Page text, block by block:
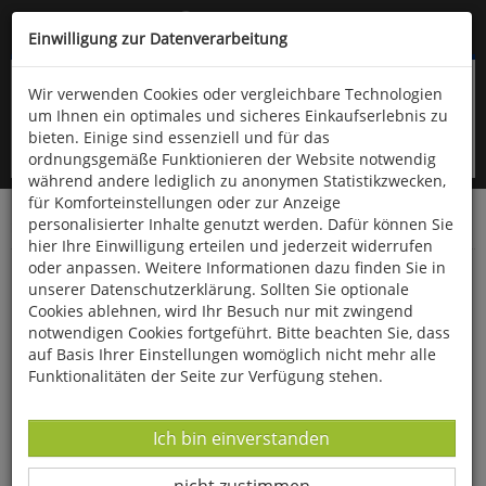
Kompletten Head der Seite überspringen
oder (06766) 9323-960
Startseite Bücher Gesundheit
Beweglichkeit
Einwilligung zur Datenverarbeitung
Wir verwenden Cookies oder vergleichbare Technologien
um Ihnen ein optimales und sicheres Einkaufserlebnis zu
bieten. Einige sind essenziell und für das
ordnungsgemäße Funktionieren der Website notwendig
während andere lediglich zu anonymen Statistikzwecken,
für Komforteinstellungen oder zur Anzeige
personalisierter Inhalte genutzt werden. Dafür können Sie
hier Ihre Einwilligung erteilen und jederzeit widerrufen
oder anpassen. Weitere Informationen dazu finden Sie in
unserer Datenschutzerklärung. Sollten Sie optionale
Cookies ablehnen, wird Ihr Besuch nur mit zwingend
notwendigen Cookies fortgeführt. Bitte beachten Sie, dass
auf Basis Ihrer Einstellungen womöglich nicht mehr alle
Funktionalitäten der Seite zur Verfügung stehen.
Datenverarbeitung -
Ich bin einverstanden